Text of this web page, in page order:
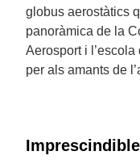
globus aerostàtics
panoràmica de la
Aerosport i
per als amants de